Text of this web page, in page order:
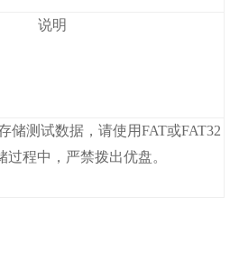
说明
储测试数据，请使用FAT或FAT32
程中，严禁拨出优盘。